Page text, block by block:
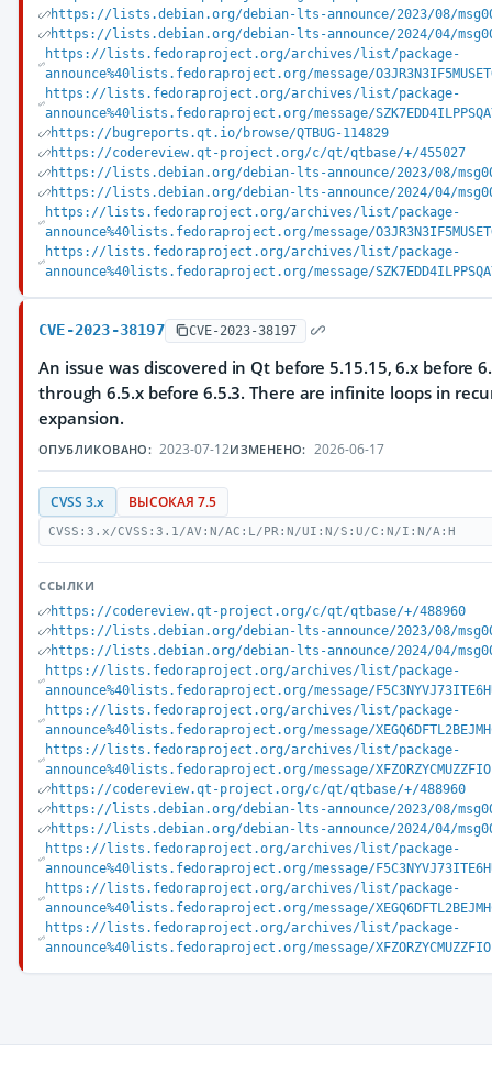
https://lists.debian.org/debian-lts-announce/2023/08/
https://lists.debian.org/debian-lts-announce/2024/04/
https://lists.fedoraproject.org/archives/list/package-
announce%40lists.fedoraproject.org/message/
https://lists.fedoraproject.org/archives/list/package-
announce%40lists.fedoraproject.org/message/
https://bugreports.qt.io/browse/QTBUG-114829
https://codereview.qt-project.org/c/qt/qtbase/+/455027
https://lists.debian.org/debian-lts-announce/2023/08/
https://lists.debian.org/debian-lts-announce/2024/04/
https://lists.fedoraproject.org/archives/list/package-
announce%40lists.fedoraproject.org/message/
https://lists.fedoraproject.org/archives/list/package-
announce%40lists.fedoraproject.org/message/
CVE-2023-38197 CVE-2023-38197
An issue was discovered in Qt before 5.15.15, 6.x before
through 6.5.x before 6.5.3. There are infinite loops in
expansion.
ОПУБЛИКОВАНО: 2023-07-12ИЗМЕНЕНО: 2026-06-17
CVSS 3.x ВЫСОКАЯ 7.5
CVSS:3.x/CVSS:3.1/AV:N/AC:L/PR:N/UI:N/S:U/C:N/I:N/A:H
ССЫЛКИ
https://codereview.qt-project.org/c/qt/qtbase/+/488960
https://lists.debian.org/debian-lts-announce/2023/08/
https://lists.debian.org/debian-lts-announce/2024/04/
https://lists.fedoraproject.org/archives/list/package-
announce%40lists.fedoraproject.org/message/
https://lists.fedoraproject.org/archives/list/package-
announce%40lists.fedoraproject.org/message/
https://lists.fedoraproject.org/archives/list/package-
announce%40lists.fedoraproject.org/message/
https://codereview.qt-project.org/c/qt/qtbase/+/488960
https://lists.debian.org/debian-lts-announce/2023/08/
https://lists.debian.org/debian-lts-announce/2024/04/
https://lists.fedoraproject.org/archives/list/package-
announce%40lists.fedoraproject.org/message/
https://lists.fedoraproject.org/archives/list/package-
announce%40lists.fedoraproject.org/message/
https://lists.fedoraproject.org/archives/list/package-
announce%40lists.fedoraproject.org/message/